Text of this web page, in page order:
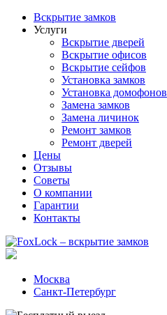
Вскрытие замков
Услуги
Вскрытие дверей
Вскрытие офисов
Вскрытие сейфов
Установка замков
Установка домофонов
Замена замков
Замена личинок
Ремонт замков
Ремонт дверей
Цены
Отзывы
Советы
О компании
Гарантии
Контакты
Москва
Санкт-Петербург